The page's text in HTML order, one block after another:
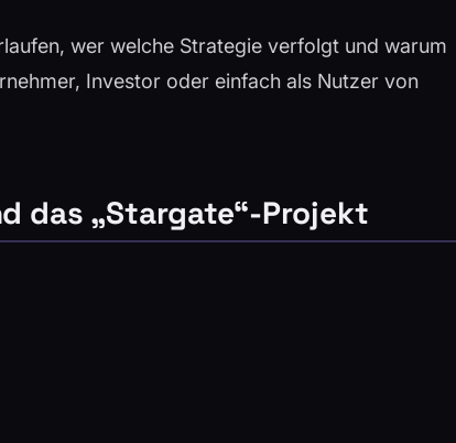
wer welche Strategie verfolgt und warum
Investor oder einfach als Nutzer von
das „Stargate“-Projekt